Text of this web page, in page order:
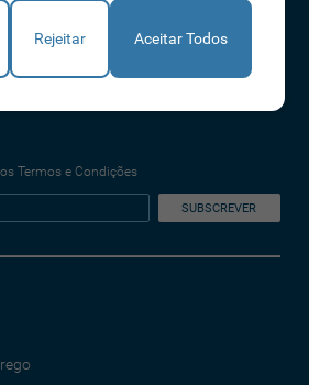
dados fornecidos são apenas tratados pela
Termos e Condições
Rejeitar Aceitar Todos